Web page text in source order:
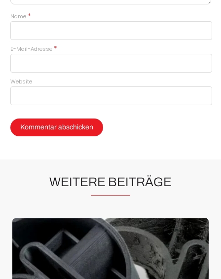
Name *
E-Mail-Adresse *
Website
WEITERE BEITRÄGE